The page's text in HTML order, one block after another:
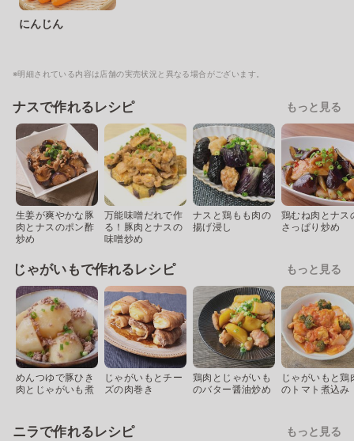
にんじん
※明細されている内容は店舗の実売状況と異なる場合がございます。
ナスで作れるレシピ もっと見る
生姜が爽やかな豚
肉とナスのポン酢
炒め
万能味噌だれで作
る！豚肉とナスの
味噌炒め
ナスと鶏もも肉の
揚げ浸し
鶏むね肉とナス
さっぱり炒め
じゃがいもで作れるレシピ もっと見る
めんつゆで豚ひき
肉とじゃがいも煮
じゃがいもとチー
ズの肉巻き
鶏肉とじゃがいも
のバター醤油炒め
じゃがいもと鶏
のトマト煮込み
ニラで作れるレシピ もっと見る